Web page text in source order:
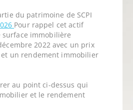
du patrimoine de SCPI
Pour rappel cet actif
immobilière
2022 avec un prix
et un rendement immobilier
au point ci-dessus qui
et le rendement